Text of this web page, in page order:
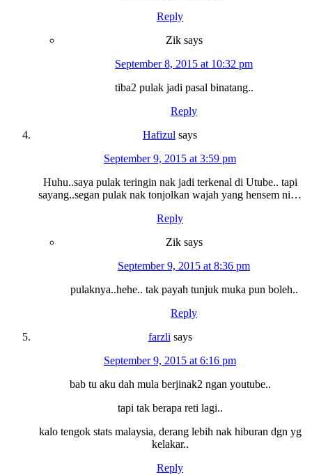
Reply
Zik says
September 8, 2015 at 10:32 pm
tiba2 pulak jadi pasal binatang..
Reply
Hafizul says
September 9, 2015 at 3:59 pm
Huhu..saya pulak teringin nak jadi terkenal di Utube.. tapi
sayang..segan pulak nak tonjolkan wajah yang hensem ni…
Reply
Zik says
September 9, 2015 at 8:36 pm
pulaknya..hehe.. tak payah tunjuk muka pun boleh..
Reply
farzli says
September 9, 2015 at 6:16 pm
bab tu aku dah mula berjinak2 ngan youtube..
tapi tak berapa reti lagi..
kalo tengok stats malaysia, derang lebih nak hiburan dgn yg
kelakar..
Reply